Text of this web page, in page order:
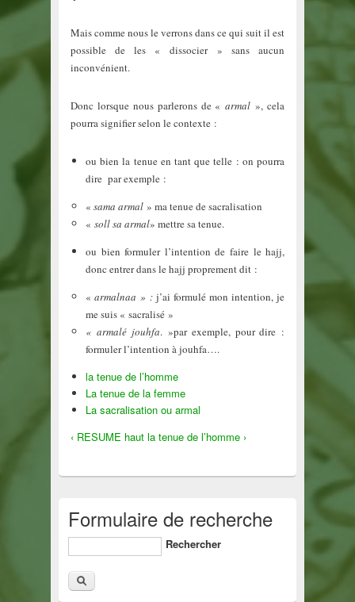
Mais comme nous le verrons dans ce qui suit il est
possible de les « dissocier » sans aucun
inconvénient.
Donc lorsque nous parlerons de «armal», cela
pourra signifier selon le contexte :
ou bien la tenue en tant que telle : on pourra
dire par exemple :
«sama armal » ma tenue de sacralisation
«soll sa armal» mettre sa tenue.
ou bien formuler l’intention de faire le hajj,
donc entrer dans le hajj proprement dit :
«armalnaa » : j’ai formulé mon intention, je
me suis « sacralisé »
« armalé jouhfa. »par exemple, pour dire :
formuler l’intention à jouhfa….
la tenue de l’homme
La tenue de la femme
La sacralisation ou armal
‹ RESUME haut la tenue de l’homme ›
Formulaire de recherche
Rechercher